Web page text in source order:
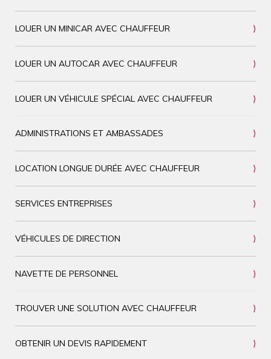
LOUER UN MINICAR AVEC CHAUFFEUR
LOUER UN AUTOCAR AVEC CHAUFFEUR
LOUER UN VÉHICULE SPÉCIAL AVEC CHAUFFEUR
ADMINISTRATIONS ET AMBASSADES
LOCATION LONGUE DURÉE AVEC CHAUFFEUR
SERVICES ENTREPRISES
VÉHICULES DE DIRECTION
NAVETTE DE PERSONNEL
TROUVER UNE SOLUTION AVEC CHAUFFEUR
OBTENIR UN DEVIS RAPIDEMENT